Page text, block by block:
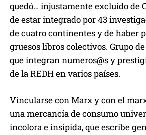
quedó… injustamente excluido de
de estar integrado por 43
de cuatro continentes y de haber
gruesos libros colectivos. Grupo
que integran numeros@s y
de la REDH en varios países.
Vincularse con Marx y con el
una mercancía de consumo
incolora e insípida, que escribe